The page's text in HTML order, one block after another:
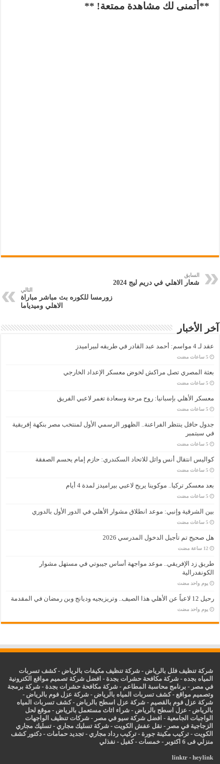
**أتمنى لك مشاهدة ممتعة! **
السابق
شعار الاهلي في دريم ليج 2024
التالي
زورمسا للكوره بث مباشر مباراة
الاهلي وميدياما
آخر الأخبار
عقد لـ 4 مواسم: أحمد عبد القادر في طريقه لبيراميدز
‏5 ساعات مضت
بعثة المصري تصل مراكش لخوض معسكر الإعداد الخارجي
‏5 ساعات مضت
معسكر الأهلي بإسبانيا: روح مرحة وسعادة تغمر لاعبي الفريق
‏5 ساعات مضت
جدول حافل ينتظر الفراعنة.. الظهور الرسمي الأول لمنتخب مصر بنكهة إفريقية
في سبتمبر
‏5 ساعات مضت
كواليس انتقال أنس وائل للاتحاد السكندري: حازم إمام يحسم الصفقة
‏5 ساعات مضت
بعد معسكر تركيا.. موكوينا يريح لاعبي بيراميدز لمدة 4 أيام
‏5 ساعات مضت
بين الشرقية وإنبي: موعد انطلاق مشوار الأهلي في الدور الأول بالدوري
‏5 ساعات مضت
هل صحيح تم تأجيل الدخول المدرسي 2026
‏12 ساعة مضت
طريق زد الإفريقي.. موعد مواجهة أساس جيبوتي في مستهل مشوار
الكونفدرالية
‏يوم واحد مضت
رحيل 12 لاعباً عن الأهلي هذا الصيف.. وتريزيجيه وديانج وبن رمضان في المقدمة
‏يوم واحد مضت
شركة تنظيف فلل بالرياض -شركة تنظيف مكيفات بالرياض -كشف تسربات
المياه بجده -شركة مكافحة حشرات بجدة - افضل شركة تصميم مواقع الكترونية
في مصر - برنامج محاسبة المطاعم -شركة مكافحة حشرات بجدة -شركة برمجة
وتصميم مواقع -كشف تسربات المياه بالرياض -شركة عزل فوم بالرياض -
شركة عزل فوم بالقصيم -شركة عزل اسطح بالرياض -كشف تسربات المياه
بالرياض - عزل اسطح بالرياض -شراء اثاث مستعمل بالرياض - موقع لحل
الواجبات الجامعية - افضل شركة سيو في مصر -شركات تنظيف الواجهات
الزجاجية في مصر - نقل عفش الكويت -شركة تسليك مجاري -تسليك مجاري
الكويت -تركيب مكينة جورة -تركيب رداد مجاري -تجديد حمامات -دكتور كشف
منزلي فى 6 اكتوبر
-خمسات -كفيل - نفذلي
linktr- heylink